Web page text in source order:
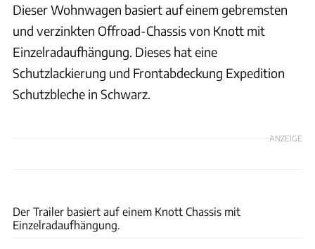
Dieser Wohnwagen basiert auf einem gebremsten
und verzinkten Offroad-Chassis von Knott mit
Einzelradaufhängung. Dieses hat eine
Schutzlackierung und Frontabdeckung Expedition
Schutzbleche in Schwarz.
ANZEIGE
Der Trailer basiert auf einem Knott Chassis mit
Einzelradaufhängung.